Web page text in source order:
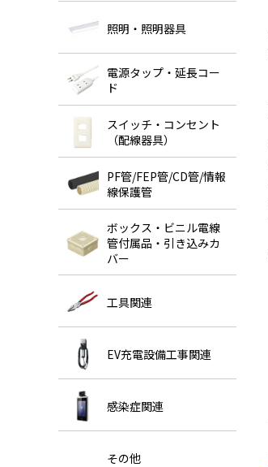
照明・照明器具
電源タップ・延長コー
ド
スイッチ・コンセント
（配線器具）
PF管/FEP管/CD管/情報
線保護管
ボックス・ビニル電線
管付属品・引き込みカ
バー
工具関連
EV充電設備工事関連
感染症関連
その他